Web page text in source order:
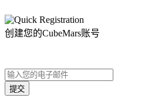
创建您的CubeMars账号